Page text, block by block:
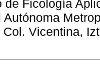
de Ficología
Autónoma
Vicentina,